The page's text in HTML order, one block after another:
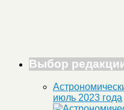
Выбор
июль 2023 года